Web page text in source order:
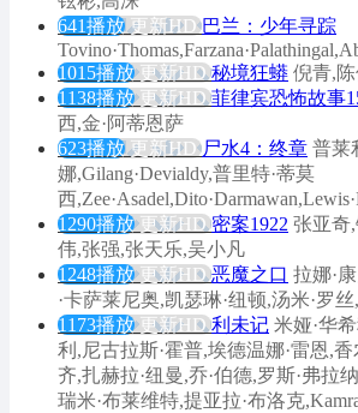
641播放 更新HD 巴兰：少年寻踪
1015播放 更新HD 秘境狂蟒 倪青,
1138播放 更新HD 菲律宾恐怖故事
西,金·阿蒂恩萨
623播放 更新HD 尸水4：终章 普莱
娜,Gilang·Devialdy,普里特·蒂莫
西
1290播放 更新HD 密案1922 张亚奇
伟,张强,张天乐,吴小凡
1248播放 更新HD 恶魔之口 拉娜·
·卡萨莱尼奥,凯瑟琳·纽顿,汤米·罗
1173播放 更新HD 利未记 米娅·华
利,尼古拉斯·霍普,埃德温娜·雷恩,
齐,扎赫拉·纽曼,乔·伯德,罗斯·弗拉
瑞米·布莱维特,提亚拉·布洛克